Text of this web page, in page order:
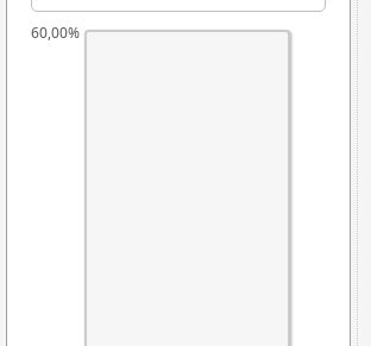
60,00%